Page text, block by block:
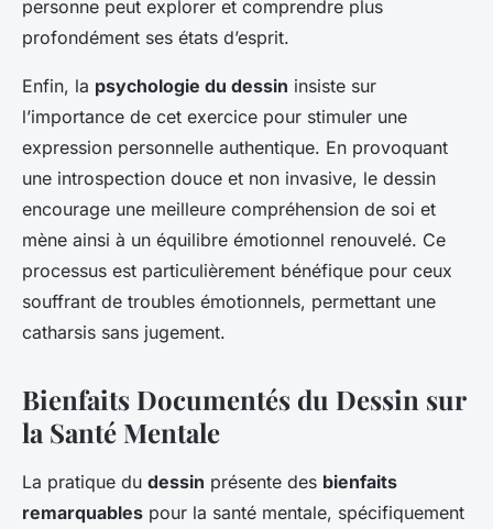
personne peut explorer et comprendre plus
profondément ses états d’esprit.
Enfin, la psychologie du dessin insiste sur
l’importance de cet exercice pour stimuler une
expression personnelle authentique. En provoquant
une introspection douce et non invasive, le dessin
encourage une meilleure compréhension de soi et
mène ainsi à un équilibre émotionnel renouvelé. Ce
processus est particulièrement bénéfique pour ceux
souffrant de troubles émotionnels, permettant une
catharsis sans jugement.
Bienfaits Documentés du Dessin sur
la Santé Mentale
La pratique du dessin présente des bienfaits
remarquables pour la santé mentale, spécifiquement